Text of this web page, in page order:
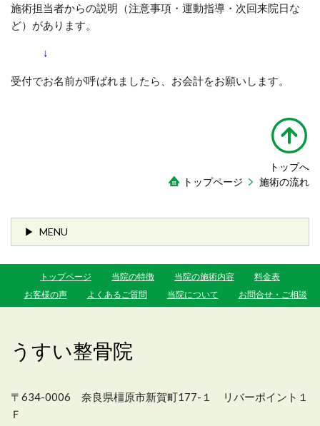
施術担当者からの説明（注意事項・運動指導・次回来院日な
ど）があります。
↓
受付でお名前が呼ばれましたら、お会計をお願いします。
トップへ
トップページ
施術の流れ
MENU
トップページ 当院の特徴 当院の施術内容
料金表
お客様の声
よくあるご質問 当院について お問合せ・ご相談
うすい整骨院
〒634-0006 奈良県橿原市新賀町177-１ リバーポイント１
Ｆ